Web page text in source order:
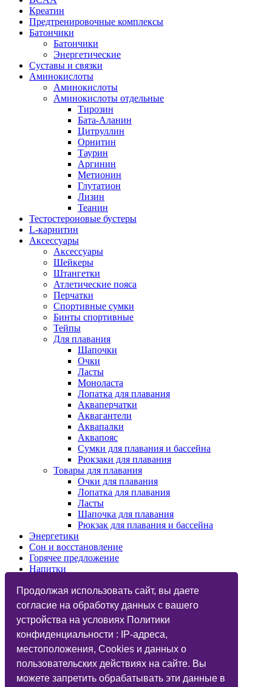
Продолжая использовать сайт, вы даете
согласие на обработку данных с вашего
устройства на условиях Политики
конфиденциальности : IP-адреса,
местоположения, Cookies и данных о
пользовательских действиях на сайте. Вы
можете запретить обрабатывать эти данные в
Креатин
Предтренировочные комплексы
Батончики
Батончики
Энергетические
Суставы и связки
Аминокислоты
Аминокислоты
Аминокислоты отдельные
Тирозин
Бата-Аланин
Цитруллин
Орнитин
Таурин
Аргинин
Метионин
Глутатион
Лизин
Теанин
Тестостероновые бустеры
L-карнитин
Аксессуары
Аксессуары
Шейкеры
Штангетки
Атлетические пояса
Перчатки
Спортивные сумки
Бинты спортивные
Тейпы
Для плавания
Шапочки
Очки
Ласты
Моноласта
Лопатка для плавания
Акваперчатки
Аквагантели
Аквапалки
Аквапояс
Сумки для плавания и бассейна
Рюкзаки для плавания
Товары для плавания
Очки для плавания
Лопатка для плавания
Ласты
Шапочка для плавания
Рюкзак для плавания и бассейна
Энергетики
Сон и восстановление
Горячее предложение
Напитки
Назначения
Бренды
Vegan
Глютаминовая кислота
Функциональный тренинг
Подарочные карты
Дисконтные карты
Фитнес-бар